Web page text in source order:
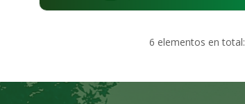
6 elementos en total: